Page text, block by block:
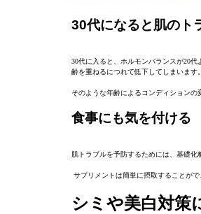
30代になると肌のト
30代に入ると、ホルモンバランスが20
齢を重ねるにつれて低下してしまいま
そのような年齢によるコンディション
食事にも気を付ける
肌トラブルを予防するためには、基礎化
サプリメントは簡単に摂取することが
シミや美白対策